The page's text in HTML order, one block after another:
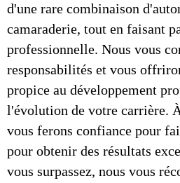
d'une rare combinaison
camaraderie, tout en faisant
professionnelle. Nous vous
responsabilités et vous
propice au développement
l'évolution de votre carrière.
vous ferons confiance pour
pour obtenir des résultats
vous surpassez, nous vous